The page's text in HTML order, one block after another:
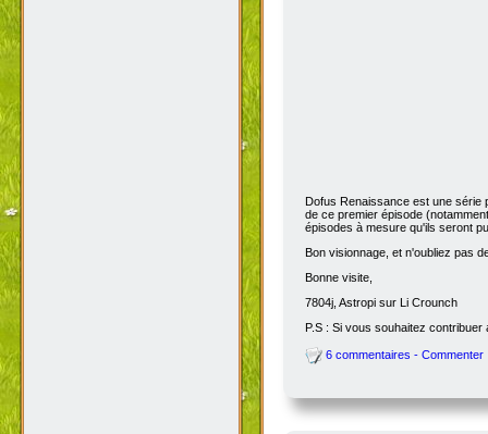
Dofus Renaissance est une série
de ce premier épisode
épisodes à mesure qu'ils seront
Bon visionnage, et n'oubliez pas
Bonne visite,
7804j, Astropi sur Li Crounch
P.S : Si vous souhaitez
6 commentaires - Commenter